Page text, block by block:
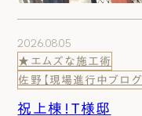
2026.08.05
★エムズな施工術
佐野【現場進行中ブログ
祝上棟！T様邸